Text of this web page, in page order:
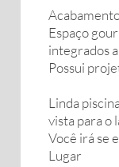
Espaço
integrados
Possui
Linda
vista para o
Você irá se
Lugar